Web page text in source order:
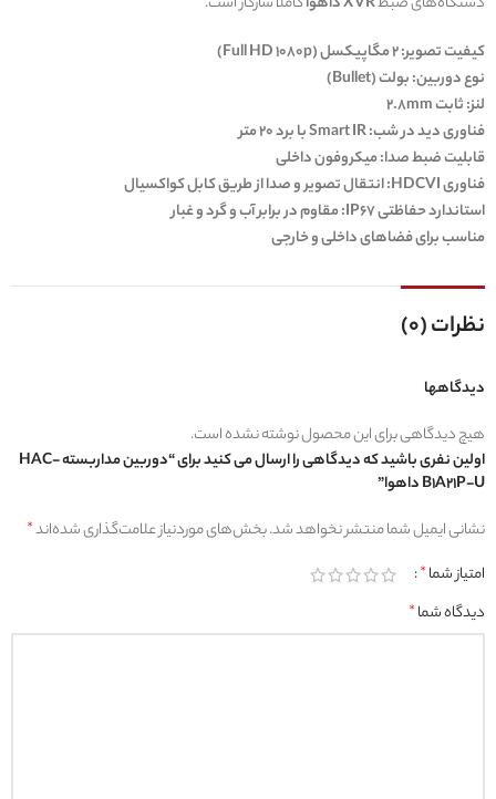
کیفیت تصویر:2 مگاپیکسل (Full HD 1080p)
نوع دوربین:بولت (Bullet)
لنز:ثابت 2.8mm
فناوری دید در شب:Smart IR با برد 20 متر
قابلیت ضبط صدا:میکروفون داخلی
فناوری HDCVI:
انتقال تصویر و صدا از طریق کابل کواکسیال
استاندارد حفاظتی IP67:
مقاوم در برابر آب و گرد و غبار
مناسب برای فضاهای داخلی و خارجی
نظرات (0)
دیدگاهها
هیچ دیدگاهی برای این محصول نوشته نشده است.
اولین نفری باشید که دیدگاهی را ارسال می کنید برای “دوربین مداربسته HAC-
B1A21P-U داهوا”
نشانی ایمیل شما منتشر نخواهد شد.بخش‌های موردنیاز علامت‌گذاری شده‌اند*
امتیاز شما*
دیدگاه شما*